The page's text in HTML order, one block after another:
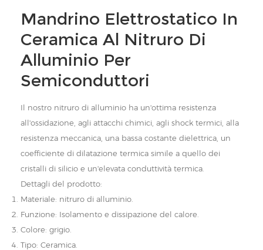
Mandrino Elettrostatico In
Ceramica Al Nitruro Di
Alluminio Per
Semiconduttori
Il nostro nitruro di alluminio ha un'ottima resistenza
all'ossidazione, agli attacchi chimici, agli shock termici, alla
resistenza meccanica, una bassa costante dielettrica, un
coefficiente di dilatazione termica simile a quello dei
cristalli di silicio e un'elevata conduttività termica.
Dettagli del prodotto:
Materiale: nitruro di alluminio.
Funzione: Isolamento e dissipazione del calore.
Colore: grigio.
Tipo: Ceramica.